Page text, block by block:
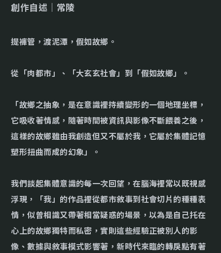
創作自述｜常陵
提褲管，渡泥潭，假如故鄉。
從「肉都市」、「大玄玄社會」到「假如故鄉」。
「故鄉之抽象，是在意識裡持續變形的一個地理坐標，
它吸收著情感，隨著時間被資訊與影像不斷餵養之後，
這樣的故鄉雖由我創造但又不屬於我，它屬於集體記憶
塑形扭曲而成的幻象」。
我們談起集體意識的每一次回望，在腦海裡常以既視感
浮現，「我」的作品裡從都市敘事到社會切片的種種表
情，似曾相識又帶著相當疑惑的場景，以為是自己托在
心上的故鄉獨特而私密，實則這些經驗正被別人的影
像、數據與敘事模式影響著，新時代來臨的轉戾點有著